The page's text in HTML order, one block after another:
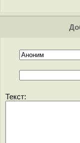
Текст: